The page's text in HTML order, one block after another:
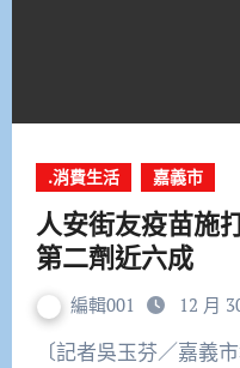
.消費生活 嘉義市
人安街友疫苗施
第二劑近六成
編輯001 12 月
〔記者吳玉芬／嘉